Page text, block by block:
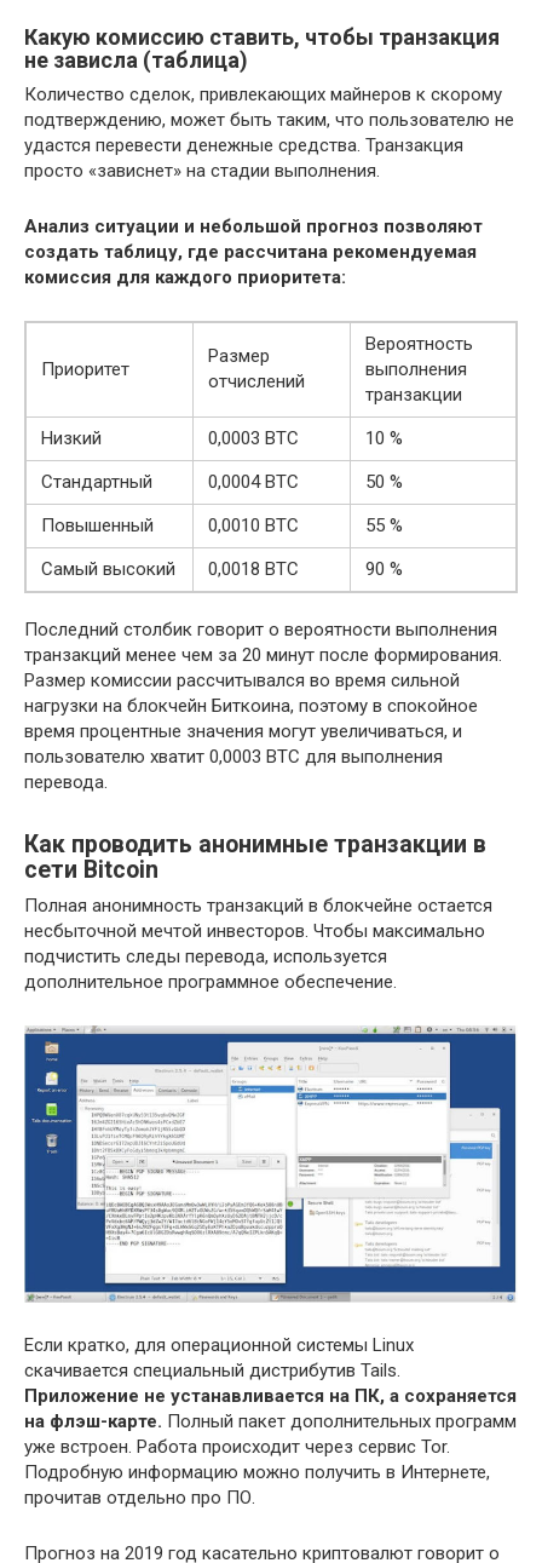
Какую комиссию ставить, чтобы транзакция
не зависла (таблица)
Количество сделок, привлекающих майнеров к скорому
подтверждению, может быть таким, что пользователю не
удастся перевести денежные средства. Транзакция
просто «зависнет» на стадии выполнения.
Анализ ситуации и небольшой прогноз позволяют
создать таблицу, где рассчитана рекомендуемая
комиссия для каждого приоритета:
Приоритет
Размер
отчислений
Вероятность
выполнения
транзакции
Низкий
0,0003 BTC
10 %
Стандартный
0,0004 BTC
50 %
Повышенный
0,0010 BTC
55 %
Самый высокий
0,0018 BTC 90 %
Последний столбик говорит о вероятности выполнения
транзакций менее чем за 20 минут после формирования.
Размер комиссии рассчитывался во время сильной
нагрузки на блокчейн Биткоина, поэтому в спокойное
время процентные значения могут увеличиваться, и
пользователю хватит 0,0003 BTC для выполнения
перевода.
Как проводить анонимные транзакции в
сети Bitcoin
Полная анонимность транзакций в блокчейне остается
несбыточной мечтой инвесторов. Чтобы максимально
подчистить следы перевода, используется
дополнительное программное обеспечение.
Если кратко, для операционной системы Linux
скачивается специальный дистрибутив Tails.
Приложение не устанавливается на ПК, а сохраняется
на флэш-карте. Полный пакет дополнительных программ
уже встроен. Работа происходит через сервис Tor.
Подробную информацию можно получить в Интернете,
прочитав отдельно про ПО.
Прогноз на 2019 год касательно криптовалют говорит о